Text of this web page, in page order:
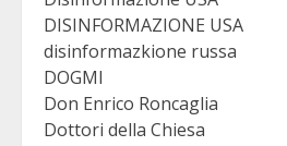
DISINFORMAZIONE USA
disinformazkione russa
DOGMI
Don Enrico Roncaglia
Dottori della Chiesa